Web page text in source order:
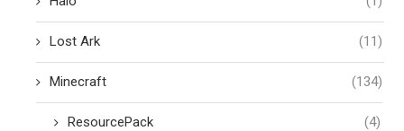
Lost Ark (11)
Minecraft (134)
ResourcePack (4)